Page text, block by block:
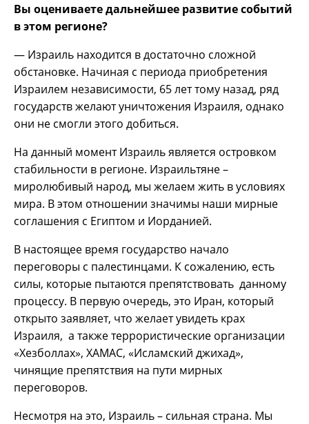
Вы оцениваете дальнейшее развитие событий
в этом регионе?
— Израиль находится в достаточно сложной
обстановке. Начиная с периода приобретения
Израилем независимости, 65 лет тому назад, ряд
государств желают уничтожения Израиля, однако
они не смогли этого добиться.
На данный момент Израиль является островком
стабильности в регионе. Израильтяне –
миролюбивый народ, мы желаем жить в условиях
мира. В этом отношении значимы наши мирные
соглашения с Египтом и Иорданией.
В настоящее время государство начало
переговоры с палестинцами. К сожалению, есть
силы, которые пытаются препятствовать данному
процессу. В первую очередь, это Иран, который
открыто заявляет, что желает увидеть крах
Израиля, а также террористические организации
«Хезболлах», ХАМАС, «Исламский джихад»,
чинящие препятствия на пути мирных
переговоров.
Несмотря на это, Израиль – сильная страна. Мы